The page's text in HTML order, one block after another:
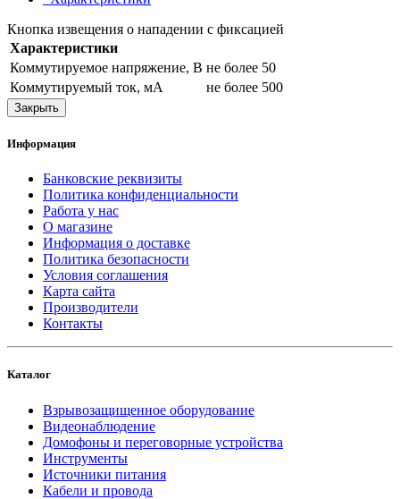
Кнопка извещения о нападении с фиксацией
Характеристики
Коммутируемое напряжение, В не более 50
Коммутируемый ток, мА
не более 500
Закрыть
Информация
Банковские реквизиты
Политика конфиденциальности
Работа у нас
О магазине
Информация о доставке
Политика безопасности
Условия соглашения
Карта сайта
Производители
Контакты
Каталог
Взрывозащищенное оборудование
Видеонаблюдение
Домофоны и переговорные устройства
Инструменты
Источники питания
Кабели и провода